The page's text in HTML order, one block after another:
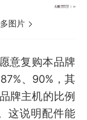
图片
意复购本品牌
、90%，其
牌主机的比例
这说明配件能